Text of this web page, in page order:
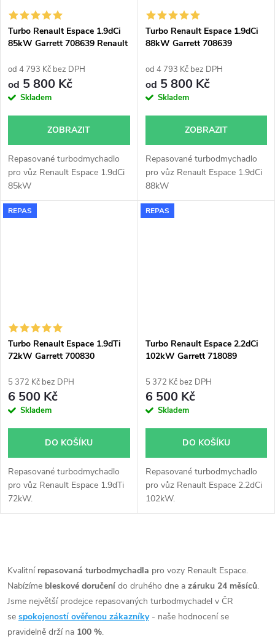
96kW, Trafic 66kW 70kW
85kW 89kW
Turbo Renault Espace 1.9dCi
85kW Garrett 708639 Renault
od 4 793 Kč bez DPH
od 5 800 Kč
Skladem
ZOBRAZIT
Repasované turbodmychadlo
pro vůz Renault Espace 1.9dCi
85kW
Turbo Renault Espace 1.9dCi
88kW Garrett 708639
od 4 793 Kč bez DPH
od 5 800 Kč
Skladem
ZOBRAZIT
Repasované turbodmychadlo
pro vůz Renault Espace 1.9dCi
88kW
REPAS
Turbo Renault Espace 1.9dTi
72kW Garrett 700830
5 372 Kč bez DPH
6 500 Kč
Skladem
DO KOŠÍKU
Repasované turbodmychadlo
pro vůz Renault Espace 1.9dTi
72kW.
REPAS
Turbo Renault Espace 2.2dCi
102kW Garrett 718089
5 372 Kč bez DPH
6 500 Kč
Skladem
DO KOŠÍKU
Repasované turbodmychadlo
pro vůz Renault Espace 2.2dCi
102kW.
v
l
á
Kvalitní repasovaná turbodmychadla pro vozy Renault Espace.
Nabízíme bleskové doručení do druhého dne a záruku 24 měsíců.
Jsme největší prodejce repasovaných turbodmychadel v ČR
se spokojeností ověřenou zákazníky - naše hodnocení se
pravidelně drží na 100 %.